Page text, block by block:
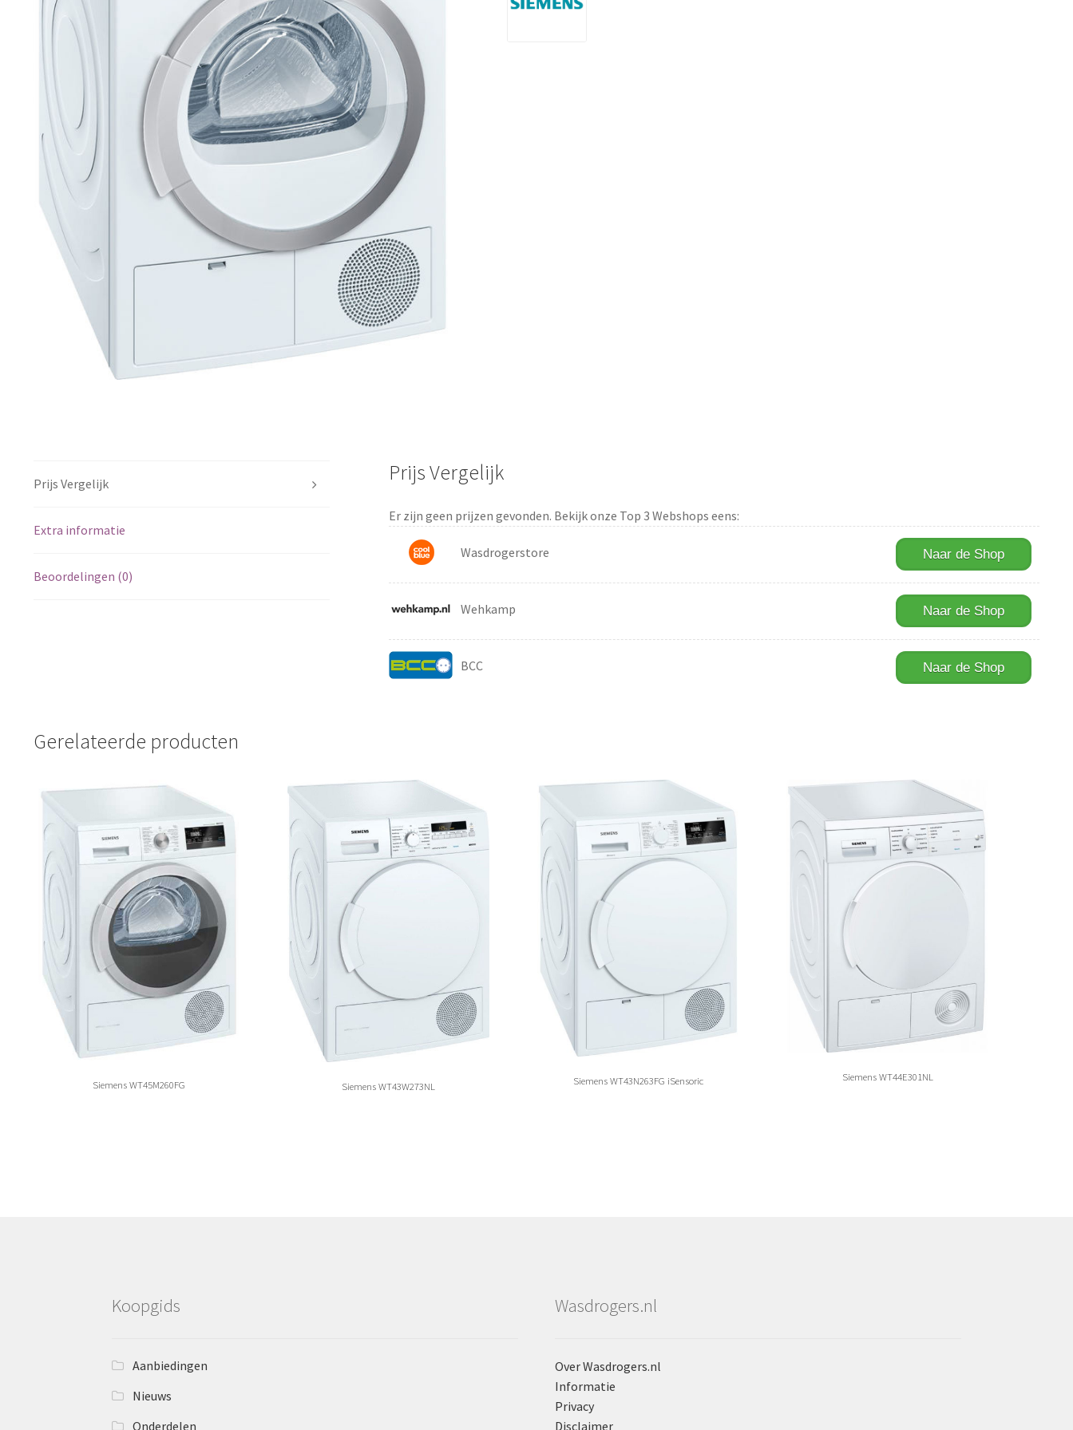
Prijs Vergelijk
Extra informatie
Beoordelingen (0)
Prijs Vergelijk
Er zijn geen prijzen gevonden. Bekijk onze Top 3 Webshops eens:
Wasdrogerstore Naar de Shop
Wehkamp Naar de Shop
BCC Naar de Shop
Gerelateerde producten
Siemens WT45M260FG Siemens WT43W273NL Siemens WT43N263FG iSensoric Siemens WT44E301NL
Koopgids
Aanbiedingen
Nieuws
Onderdelen
Wasdrogers.nl
Over Wasdrogers.nl
Informatie
Privacy
Disclaimer